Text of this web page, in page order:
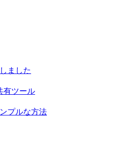
ました
有ツール
プルな方法